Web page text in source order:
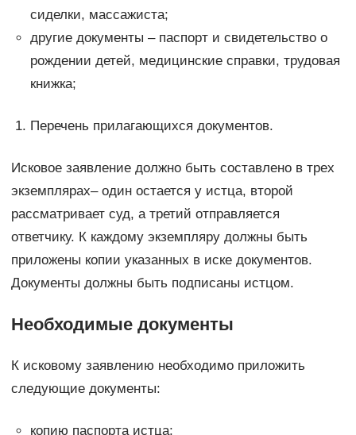
сиделки, массажиста;
другие документы – паспорт и свидетельство о
рождении детей, медицинские справки, трудовая
книжка;
Перечень прилагающихся документов.
Исковое заявление должно быть составлено в трех
экземплярах– один остается у истца, второй
рассматривает суд, а третий отправляется
ответчику. К каждому экземпляру должны быть
приложены копии указанных в иске документов.
Документы должны быть подписаны истцом.
Необходимые документы
К исковому заявлению необходимо приложить
следующие документы:
копию паспорта истца;